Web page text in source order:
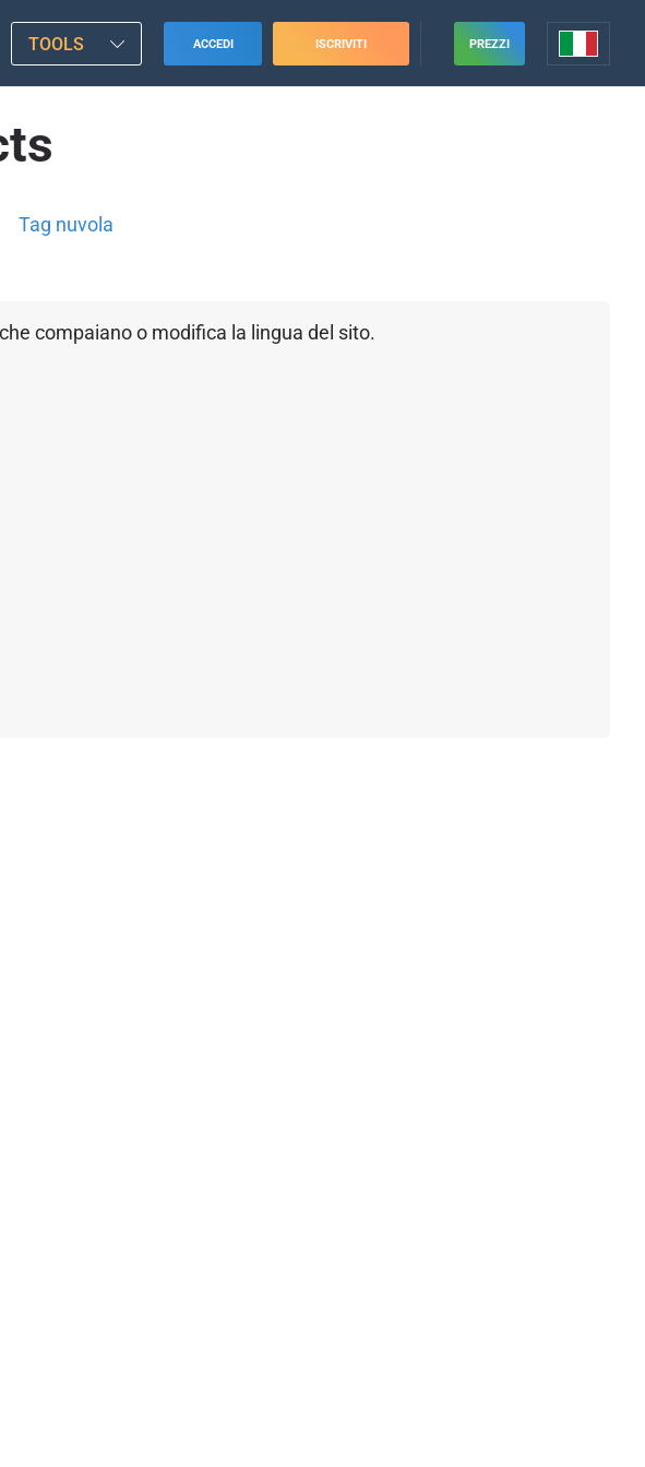
TOOLS ACCEDI ISCRIVITI PREZZI
Tag nuvola